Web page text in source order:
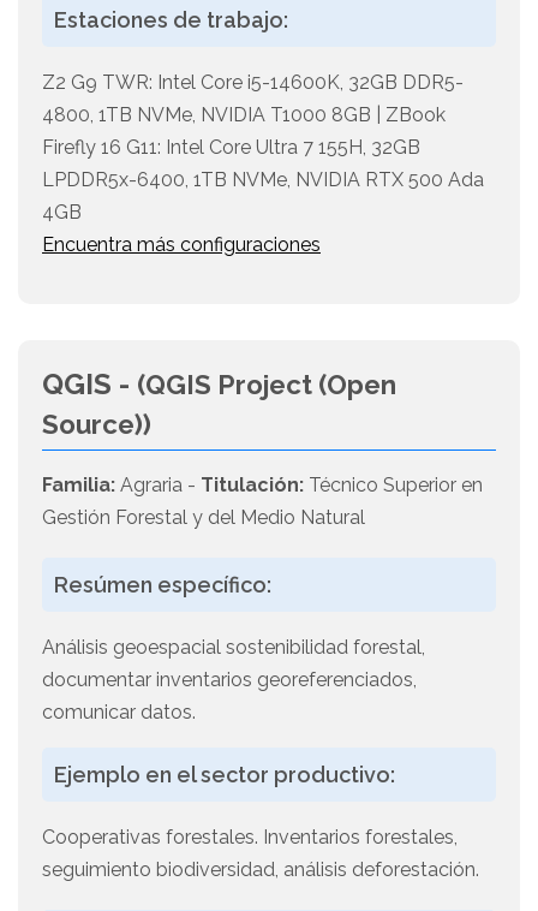
Estaciones de trabajo:
Z2 G9 TWR: Intel Core i5-14600K, 32GB DDR5-
4800, 1TB NVMe, NVIDIA T1000 8GB | ZBook
Firefly 16 G11: Intel Core Ultra 7 155H, 32GB
LPDDR5x-6400, 1TB NVMe, NVIDIA RTX 500 Ada
4GB
Encuentra más configuraciones
QGIS - (QGIS Project (Open
Source))
Familia: Agraria - Titulación: Técnico Superior en
Gestión Forestal y del Medio Natural
Resúmen específico:
Análisis geoespacial sostenibilidad forestal,
documentar inventarios georeferenciados,
comunicar datos.
Ejemplo en el sector productivo:
Cooperativas forestales. Inventarios forestales,
seguimiento biodiversidad, análisis deforestación.